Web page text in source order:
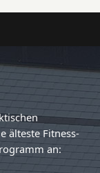
älteste Fitness-
an: